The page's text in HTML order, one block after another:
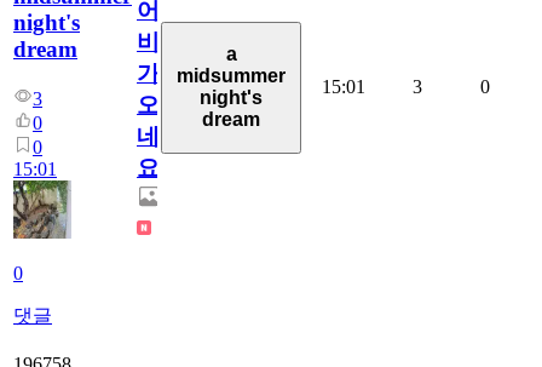
night's
dream
3
0
0
15:01
0
댓글
어
비
가
오
네
요.
a
midsummer
night's
dream
15:01 3 0